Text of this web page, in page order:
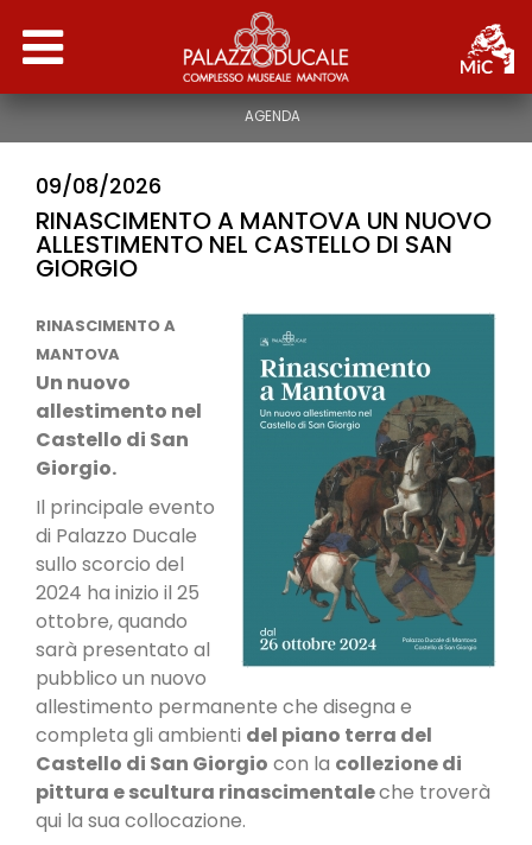
INFO
NEWS
ATTIVITÀ
STORIA
PERCORSI
SERVIZI EDUCATIVI
MUSEO ARCHEOLOGICO
AGENDA
09/08/2026
RINASCIMENTO A MANTOVA UN NUOVO
ALLESTIMENTO NEL CASTELLO DI SAN
GIORGIO
RINASCIMENTO A
MANTOVA
Un nuovo
allestimento nel
Castello di San
Giorgio.
Il principale evento
di Palazzo Ducale
sullo scorcio del
2024 ha inizio il 25
ottobre, quando
sarà presentato al
pubblico un nuovo
allestimento permanente che disegna e
completa gli ambienti del piano terra del
Castello di San Giorgio con la collezione di
pittura e scultura rinascimentaleche troverà
qui la sua collocazione.